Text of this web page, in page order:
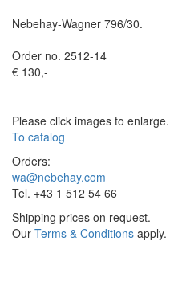
Nebehay-Wagner 796/30.
Order no. 2512-14
€ 130,-
Please click images to enlarge.
To catalog
Orders:
wa@nebehay.com
Tel. +43 1 512 54 66
Shipping prices on request.
Our Terms & Conditions apply.